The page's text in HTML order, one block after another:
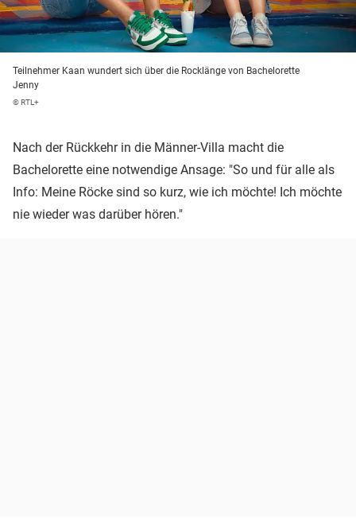
Teilnehmer Kaan wundert sich über die Rocklänge von Bachelorette
Jenny
© RTL+
Nach der Rückkehr in die Männer-Villa macht die
Bachelorette eine notwendige Ansage: "So und für alle als
Info: Meine Röcke sind so kurz, wie ich möchte! Ich möchte
nie wieder was darüber hören."